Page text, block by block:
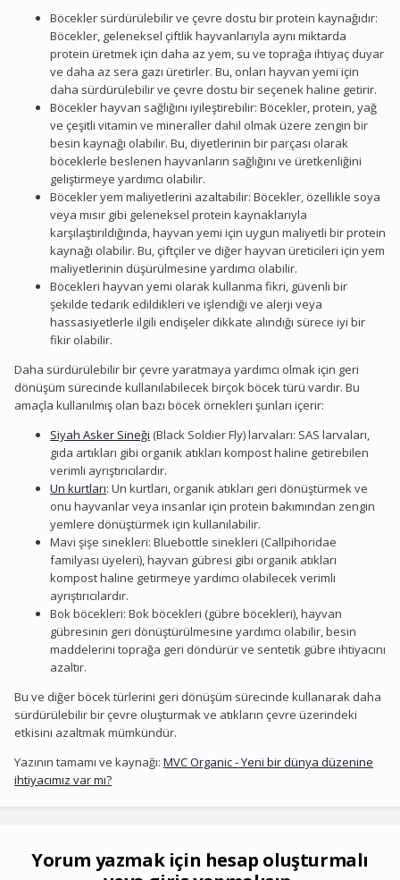
Böcekler sürdürülebilir ve çevre dostu bir protein kaynağıdır:
Böcekler, geleneksel çiftlik hayvanlarıyla aynı miktarda
protein üretmek için daha az yem, su ve toprağa ihtiyaç duyar
ve daha az sera gazı üretirler. Bu, onları hayvan yemi için
daha sürdürülebilir ve çevre dostu bir seçenek haline getirir.
Böcekler hayvan sağlığını iyileştirebilir: Böcekler, protein, yağ
ve çeşitli vitamin ve mineraller dahil olmak üzere zengin bir
besin kaynağı olabilir. Bu, diyetlerinin bir parçası olarak
böceklerle beslenen hayvanların sağlığını ve üretkenliğini
geliştirmeye yardımcı olabilir.
Böcekler yem maliyetlerini azaltabilir: Böcekler, özellikle soya
veya mısır gibi geleneksel protein kaynaklarıyla
karşılaştırıldığında, hayvan yemi için uygun maliyetli bir protein
kaynağı olabilir. Bu, çiftçiler ve diğer hayvan üreticileri için yem
maliyetlerinin düşürülmesine yardımcı olabilir.
Böcekleri hayvan yemi olarak kullanma fikri, güvenli bir
şekilde tedarik edildikleri ve işlendiği ve alerji veya
hassasiyetlerle ilgili endişeler dikkate alındığı sürece iyi bir
fikir olabilir.
Daha sürdürülebilir bir çevre yaratmaya yardımcı olmak için geri
dönüşüm sürecinde kullanılabilecek birçok böcek türü vardır. Bu
amaçla kullanılmış olan bazı böcek örnekleri şunları içerir:
Siyah Asker Sineği (Black Soldier Fly) larvaları: SAS larvaları,
gıda artıkları gibi organik atıkları kompost haline getirebilen
verimli ayrıştırıcılardır.
Un kurtları: Un kurtları, organik atıkları geri dönüştürmek ve
onu hayvanlar veya insanlar için protein bakımından zengin
yemlere dönüştürmek için kullanılabilir.
Mavi şişe sinekleri: Bluebottle sinekleri (Callpihoridae
familyası üyeleri), hayvan gübresi gibi organik atıkları
kompost haline getirmeye yardımcı olabilecek verimli
ayrıştırıcılardır.
Bok böcekleri: Bok böcekleri (gübre böcekleri), hayvan
gübresinin geri dönüştürülmesine yardımcı olabilir, besin
maddelerini toprağa geri döndürür ve sentetik gübre ihtiyacını
azaltır.
Bu ve diğer böcek türlerini geri dönüşüm sürecinde kullanarak daha
sürdürülebilir bir çevre oluşturmak ve atıkların çevre üzerindeki
etkisini azaltmak mümkündür.
Yazının tamamı ve kaynağı: MVC Organic - Yeni bir dünya düzenine
ihtiyacımız var mı?
Yorum yazmak için hesap oluşturmalı